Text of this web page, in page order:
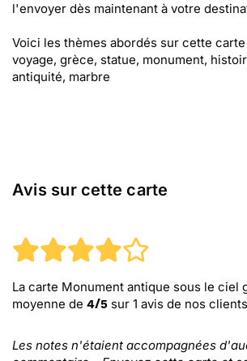
l'envoyer dès maintenant à votre
Voici les thèmes abordés sur cette carte
voyage, grèce, statue, monument,
antiquité, marbre
Avis sur cette carte
La carte Monument antique sous le ciel
moyenne de 4/5 sur 1 avis de nos
Les notes n'étaient accompagnées